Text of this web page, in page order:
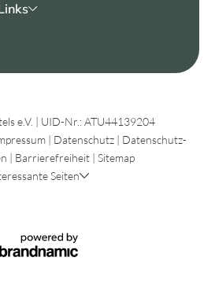
e.V. | UID-Nr.: ATU44139204
| Datenschutz | Datenschutz-
| Barrierefreiheit | Sitemap
Seiten